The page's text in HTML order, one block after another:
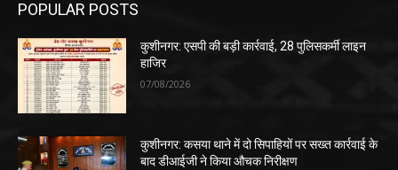
POPULAR POSTS
कुशीनगर: एसपी की बड़ी कार्रवाई, 28 पुलिसकर्मी लाइन
हाजिर
07/08/2026
कुशीनगर: कसया थाने में दो सिपाहियों पर सख्त कार्रवाई के
बाद डीआईजी ने किया औचक निरीक्षण